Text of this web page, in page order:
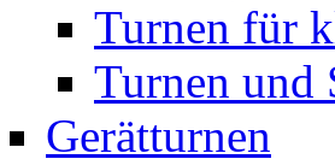
Turnen für
Turnen und
Gerätturnen